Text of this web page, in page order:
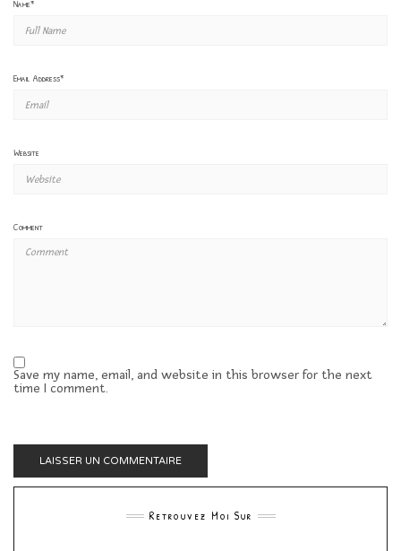
Name*
Email Address*
Website
Comment
Save my name, email, and website in this browser for the next
time I comment.
Retrouvez Moi Sur